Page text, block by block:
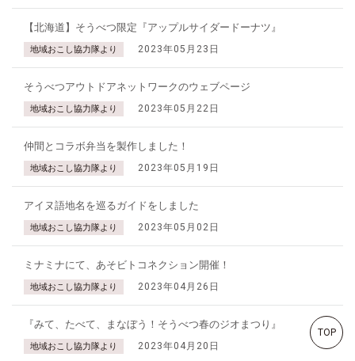
【北海道】そうべつ限定『アップルサイダードーナツ』
地域おこし協力隊より 2023年05月23日
そうべつアウトドアネットワークのウェブページ
地域おこし協力隊より 2023年05月22日
仲間とコラボ弁当を製作しました！
地域おこし協力隊より 2023年05月19日
アイヌ語地名を巡るガイドをしました
地域おこし協力隊より 2023年05月02日
ミナミナにて、あそビトコネクション開催！
地域おこし協力隊より 2023年04月26日
『みて、たべて、まなぼう！そうべつ春のジオまつり』
地域おこし協力隊より 2023年04月20日
TOP